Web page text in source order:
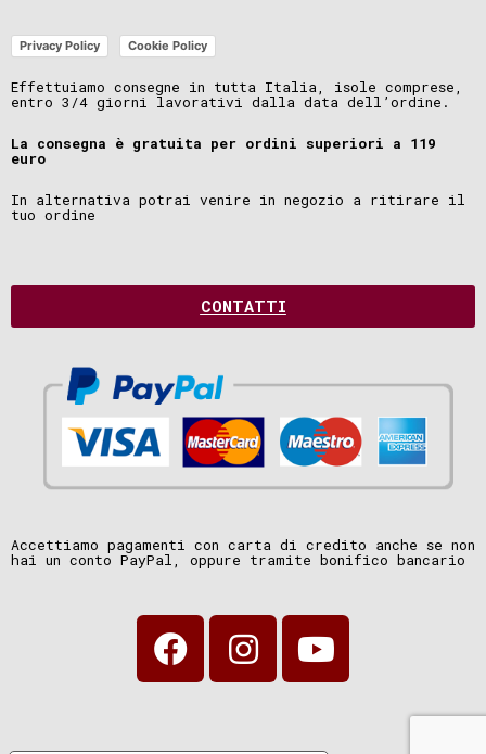
Privacy Policy Cookie Policy
Effettuiamo consegne in tutta Italia, isole comprese,
entro 3/4 giorni lavorativi dalla data dell’ordine.
La consegna è gratuita per ordini superiori a 119
euro
In alternativa potrai venire in negozio a ritirare il
tuo ordine
CONTATTI
Accettiamo pagamenti con carta di credito anche se non
hai un conto PayPal, oppure tramite bonifico bancario